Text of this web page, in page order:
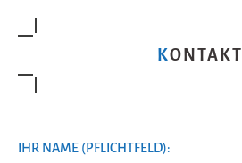
KONTAKT
IHR NAME (PFLICHTFELD):